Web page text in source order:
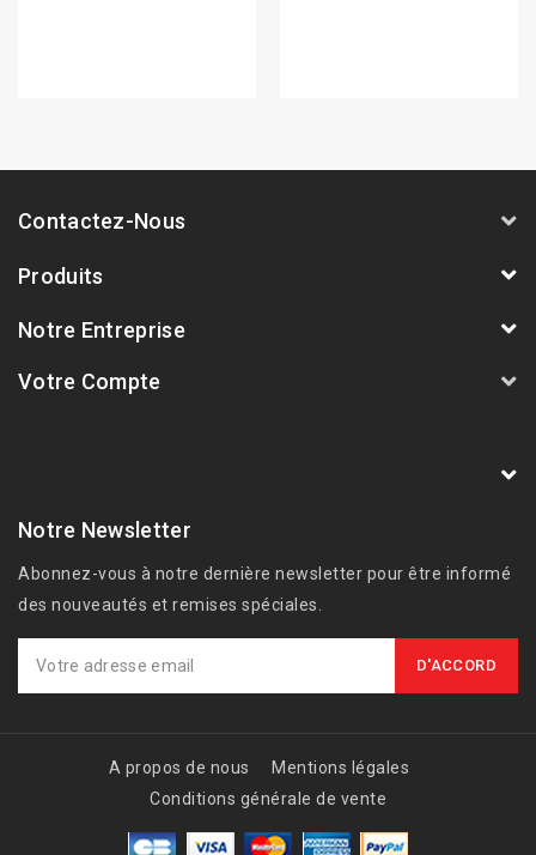
Contactez-Nous
Produits
Notre Entreprise
Votre Compte
Notre Newsletter
Abonnez-vous à notre dernière newsletter pour être informé
des nouveautés et remises spéciales.
A propos de nous
Mentions légales
Conditions générale de vente